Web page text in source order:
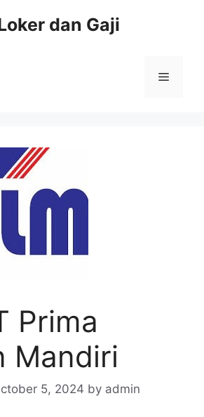
dan Gaji
Menu
Prima
Mandiri
5, 2024 by admin